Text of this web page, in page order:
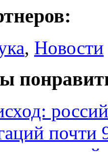
, Новости